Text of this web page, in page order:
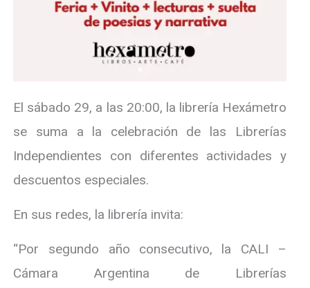
El sábado 29, a las 20:00, la librería Hexámetro
se suma a la celebración de las Librerías
Independientes con diferentes actividades y
descuentos especiales.
En sus redes, la librería invita:
“Por segundo año consecutivo, la CALI –
Cámara Argentina de Librerías